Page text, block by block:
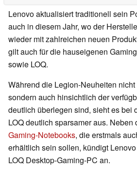
Lenovo aktualisiert traditionell sein
auch in diesem Jahr, wo der
wieder mit zahlreichen neuen
gilt auch für die hauseigenen
sowie LOQ.
Während die Legion-Neuheiten nicht
sondern auch hinsichtlich der
deutlich überlegen sind, sieht es bei
LOQ deutlich sparsamer aus. Neben
Gaming-Notebooks, die erstmals
erhältlich sein sollen, kündigt
LOQ Desktop-Gaming-PC an.